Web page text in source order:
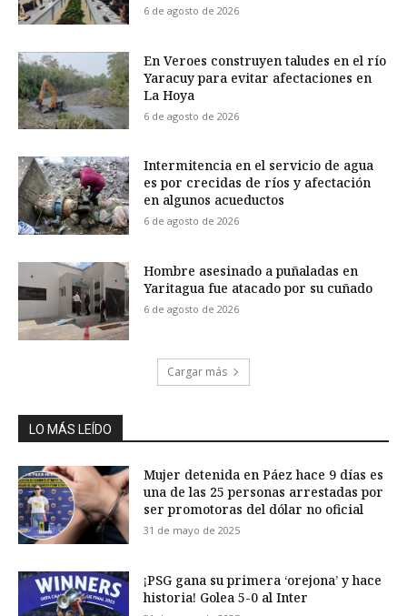
6 de agosto de 2026
En Veroes construyen taludes en el río
Yaracuy para evitar afectaciones en
La Hoya
6 de agosto de 2026
Intermitencia en el servicio de agua
es por crecidas de ríos y afectación
en algunos acueductos
6 de agosto de 2026
Hombre asesinado a puñaladas en
Yaritagua fue atacado por su cuñado
6 de agosto de 2026
Cargar más
LO MÁS LEÍDO
Mujer detenida en Páez hace 9 días es
una de las 25 personas arrestadas por
ser promotoras del dólar no oficial
31 de mayo de 2025
¡PSG gana su primera ‘orejona’ y hace
historia! Golea 5-0 al Inter